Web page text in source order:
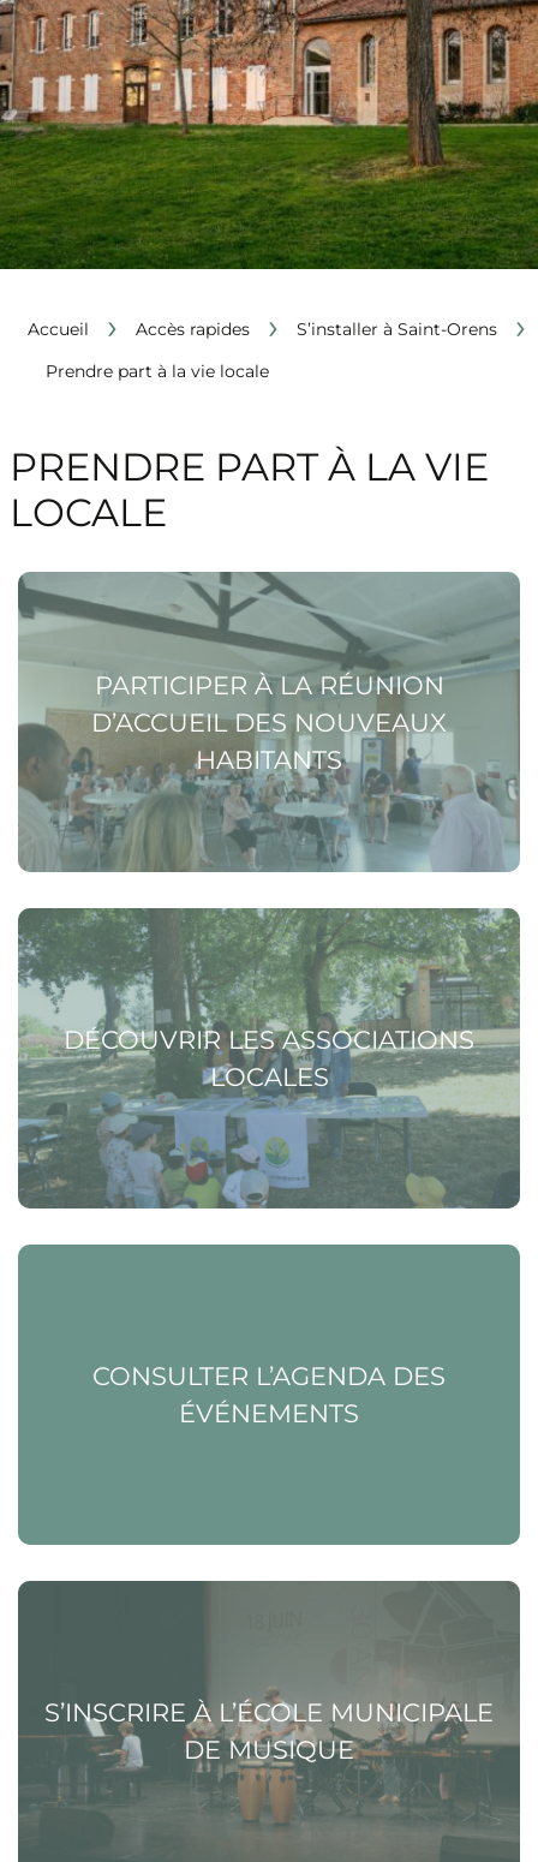
Accueil › Accès rapides › S’installer à Saint-Orens ›
Prendre part à la vie locale
PRENDRE PART À LA VIE
LOCALE
PARTICIPER À LA RÉUNION
D’ACCUEIL DES NOUVEAUX
HABITANTS
Voir la page Participer à la réunion d’accueil des
nouveaux habitants
DÉCOUVRIR LES ASSOCIATIONS
LOCALES
Voir la page Découvrir les associations locales
CONSULTER L’AGENDA DES
ÉVÉNEMENTS
Voir la page Consulter l’agenda des événements
S’INSCRIRE À L’ÉCOLE MUNICIPALE
DE MUSIQUE
Voir la page S’inscrire à l’École municipale de musique